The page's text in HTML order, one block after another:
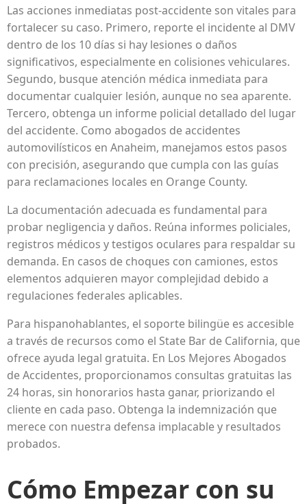
Las acciones inmediatas post-accidente son vitales para
fortalecer su caso. Primero, reporte el incidente al DMV
dentro de los 10 días si hay lesiones o daños
significativos, especialmente en colisiones vehiculares.
Segundo, busque atención médica inmediata para
documentar cualquier lesión, aunque no sea aparente.
Tercero, obtenga un informe policial detallado del lugar
del accidente. Como abogados de accidentes
automovilísticos en Anaheim, manejamos estos pasos
con precisión, asegurando que cumpla con las guías
para reclamaciones locales en Orange County.
La documentación adecuada es fundamental para
probar negligencia y daños. Reúna informes policiales,
registros médicos y testigos oculares para respaldar su
demanda. En casos de choques con camiones, estos
elementos adquieren mayor complejidad debido a
regulaciones federales aplicables.
Para hispanohablantes, el soporte bilingüe es accesible
a través de recursos como el State Bar de California, que
ofrece ayuda legal gratuita. En Los Mejores Abogados
de Accidentes, proporcionamos consultas gratuitas las
24 horas, sin honorarios hasta ganar, priorizando el
cliente en cada paso. Obtenga la indemnización que
merece con nuestra defensa implacable y resultados
probados.
Cómo Empezar con su